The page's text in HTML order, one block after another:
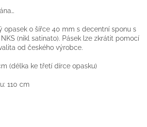
opasek o šířce 40 mm s decentní sponu s
(nikl satinato). Pásek lze zkrátit pomocí
od českého výrobce.
(délka ke třetí dírce opasku)
110 cm